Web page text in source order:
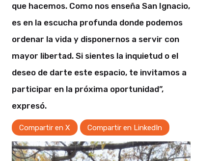
que hacemos. Como nos enseña San Ignacio,
es en la escucha profunda donde podemos
ordenar la vida y disponernos a servir con
mayor libertad. Si sientes la inquietud o el
deseo de darte este espacio, te invitamos a
participar en la próxima oportunidad”,
expresó.
Compartir en X Compartir en LinkedIn